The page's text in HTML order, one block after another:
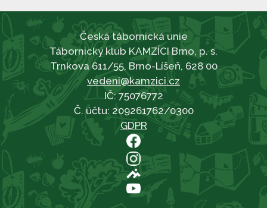
Česká tábornická unie
Tábornický klub KAMZÍCI Brno, p. s.
Trnkova 611/55, Brno-Líšeň, 628 00
vedeni@kamzici.cz
IČ: 75076772
Č. účtu: 209261762/0300
GDPR